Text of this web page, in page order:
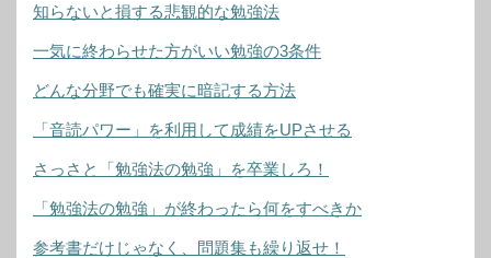
知らないと損する悲観的な勉強法
一気に終わらせた方がいい勉強の3条件
どんな分野でも確実に暗記する方法
「音読パワー」を利用して成績をUPさせる
さっさと「勉強法の勉強」を卒業しろ！
「勉強法の勉強」が終わったら何をすべきか
参考書だけじゃなく、問題集も繰り返せ！